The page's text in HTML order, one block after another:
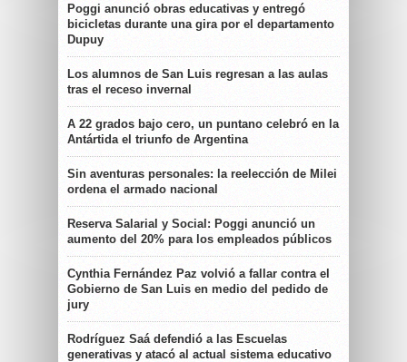
Poggi anunció obras educativas y entregó
bicicletas durante una gira por el departamento
Dupuy
Los alumnos de San Luis regresan a las aulas
tras el receso invernal
A 22 grados bajo cero, un puntano celebró en la
Antártida el triunfo de Argentina
Sin aventuras personales: la reelección de Milei
ordena el armado nacional
Reserva Salarial y Social: Poggi anunció un
aumento del 20% para los empleados públicos
Cynthia Fernández Paz volvió a fallar contra el
Gobierno de San Luis en medio del pedido de
jury
Rodríguez Saá defendió a las Escuelas
generativas y atacó al actual sistema educativo